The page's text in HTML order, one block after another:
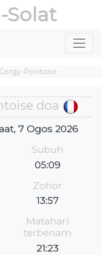
Solat
Cergy-Pontoise
doa
7 Ogos 2026
Subuh
05:09
Zohor
13:57
Matahari
terbenam
21:23